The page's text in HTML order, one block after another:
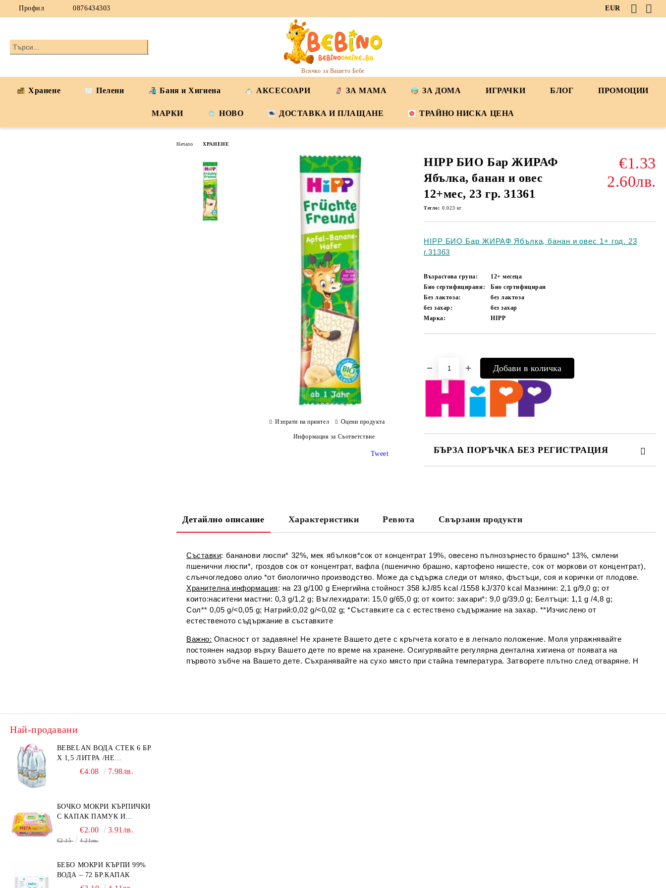
Профил 0876434303 EUR
Всичко за Вашето Бебе
Хранене Пелени Баня и Хигиена АКСЕСОАРИ ЗА МАМА ЗА ДОМА ИГРАЧКИ БЛОГ ПРОМОЦИИ
МАРКИ НОВО ДОСТАВКА И ПЛАЩАНЕ ТРАЙНО НИСКА ЦЕНА
Начало ХРАНЕНЕ
HIPP БИО Бар ЖИРАФ
Ябълка, банан и овес
12+мес, 23 гр. 31361
€1.33
2.60лв.
Тегло: 0.023 кг
HIPP БИО Бар ЖИРАФ Ябълка, банан и овес 1+ год. 23
г.31363
Възрастова група:
12+ месеца
Био сертифицирани:
Био сертифициран
Без лактоза:
без лактоза
без захар:
без захар
Марка:
HIPP
БЪРЗА ПОРЪЧКА БЕЗ РЕГИСТРАЦИЯ
Съгласен съм сПолитиката за лични
данни
Изпрати на приятел Оцени продукта
Информация за Съответствие
Tweet
Детайлно описание Характеристики Ревюта Свързани продукти
Съставки: бананови люспи* 32%, мек ябълков*сок от концентрат 19%, овесено пълнозърнесто брашно* 13%, смлени
пшенични люспи*, гроздов сок от концентрат, вафла (пшенично брашно, картофено нишесте, сок от моркови от концентрат),
слънчогледово олио *от биологично производство. Може да съдържа следи от мляко, фъстъци, соя и корички от плодове.
Хранителна информация: на 23 g/100 g Енергийна стойност 358 kJ/85 kcal /1558 kJ/370 kcal Мазнини: 2,1 g/9,0 g; от
които:наситени мастни: 0,3 g/1,2 g; Въглехидрати: 15,0 g/65,0 g; от които: захари*: 9,0 g/39,0 g; Белтъци: 1,1 g /4,8 g;
Сол** 0,05 g/<0,05 g; Натрий:0,02 g/<0,02 g; *Съставките са с естествено съдържание на захар. **Изчислено от
естественото съдържание в съставките
Важно: Опасност от задавяне! Не хранете Вашето дете с кръгчета когато е в легнало положение. Моля упражнявайте
постоянен надзор върху Вашето дете по време на хранене. Осигурявайте регулярна дентална хигиена от появата на
първото зъбче на Вашето дете. Съхранявайте на сухо място при стайна температура. Затворете плътно след отваряне. Н
Най-продавани
BEBELAN ВОДА СТЕК 6 БР.
Х 1,5 ЛИТРА /НЕ
ИЗПРАЩАМЕ С КУРИЕР/
€4.08 7.98лв.
БОЧКО МОКРИ КЪРПИЧКИ
С КАПАК ПАМУК И
СМРАДЛИКА 120БР.
€2.00 3.91лв.
€2.15 4.21лв.
БЕБО МОКРИ КЪРПИ 99%
ВОДА – 72 БР.КАПАК